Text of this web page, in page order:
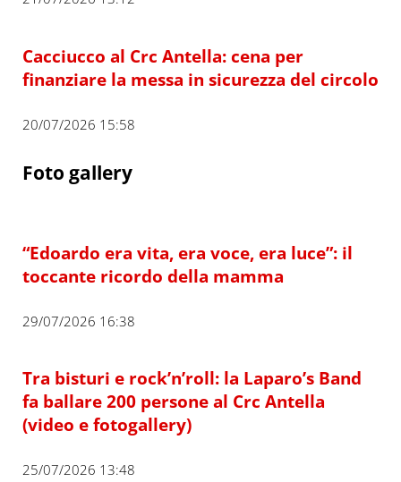
Cacciucco al Crc Antella: cena per
finanziare la messa in sicurezza del circolo
20/07/2026 15:58
Foto gallery
“Edoardo era vita, era voce, era luce”: il
toccante ricordo della mamma
29/07/2026 16:38
Tra bisturi e rock’n’roll: la Laparo’s Band
fa ballare 200 persone al Crc Antella
(video e fotogallery)
25/07/2026 13:48